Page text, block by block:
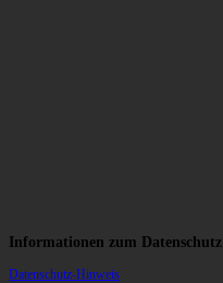
Informationen zum Datenschutz
Datenschutz-Hinweis